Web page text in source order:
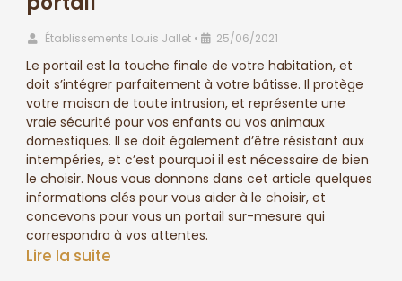
Établissements Louis Jallet • 25/06/2021
Le portail est la touche finale de votre habitation, et
doit s’intégrer parfaitement à votre bâtisse. Il protège
votre maison de toute intrusion, et représente une
vraie sécurité pour vos enfants ou vos animaux
domestiques. Il se doit également d’être résistant aux
intempéries, et c’est pourquoi il est nécessaire de bien
le choisir. Nous vous donnons dans cet article quelques
informations clés pour vous aider à le choisir, et
concevons pour vous un portail sur-mesure qui
correspondra à vos attentes.
Lire la suite